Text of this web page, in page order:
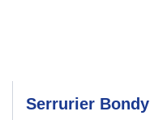
Serrurier Bondy